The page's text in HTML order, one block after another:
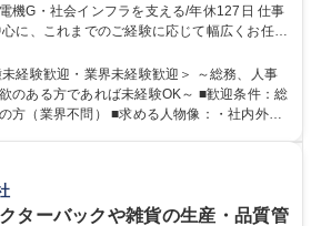
G・社会インフラを支える/年休127日 仕事
に、これまでのご経験に応じて幅広くお任せ
運用 など ※基本的には事務所勤務ですが、
り、関西圏以外への日帰り・宿泊を伴う国内
務を持ちつつ、お互いに助け合いながら、総
経験歓迎・業界未経験歓迎＞ ～総務、人事
のある方であれば未経験OK～ ■歓迎条件：総
■求める人物像：・社内外の
ターバックや雑貨の生産・品質管